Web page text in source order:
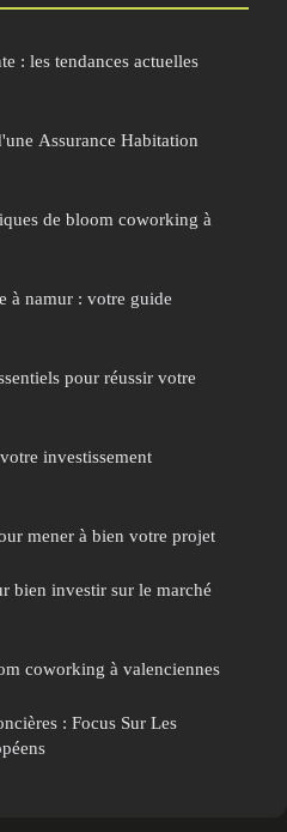
: les tendances actuelles
Assurance Habitation
de bloom coworking à
à namur : votre guide
pour réussir votre
investissement
mener à bien votre projet
bien investir sur le marché
coworking à valenciennes
: Focus Sur Les